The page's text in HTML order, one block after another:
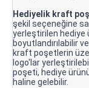
Hediyelik kraft
şekil seçeneğine
yerleştirilen hediye
boyutlandırılabilir
kraft poşetlerin
logo'lar
poşeti, hediye
haline gelebilir.